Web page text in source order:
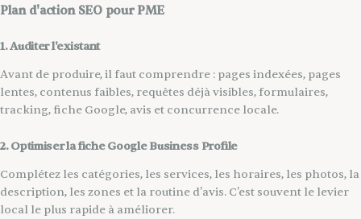
Plan d'action SEO pour PME
1. Auditer l'existant
Avant de produire, il faut comprendre : pages indexées, pages
lentes, contenus faibles, requêtes déjà visibles, formulaires,
tracking, fiche Google, avis et concurrence locale.
2. Optimiser la fiche Google Business Profile
Complétez les catégories, les services, les horaires, les photos, la
description, les zones et la routine d'avis. C'est souvent le levier
local le plus rapide à améliorer.